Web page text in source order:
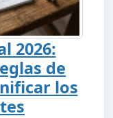
2026:
de
los